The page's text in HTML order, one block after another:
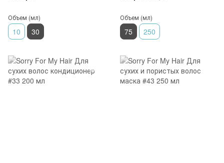
Объем (мл)
10 30
Объем (мл)
75 250